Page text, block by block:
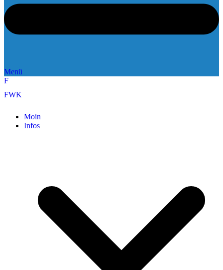
Menü
F
FWK
Moin
Infos